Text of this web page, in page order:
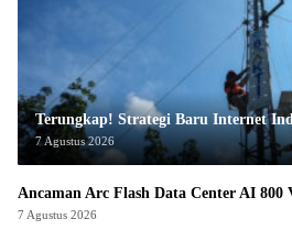
Terungkap! Strategi Baru Internet
7 Agustus 2026
Ancaman Arc Flash Data Center AI 800
7 Agustus 2026